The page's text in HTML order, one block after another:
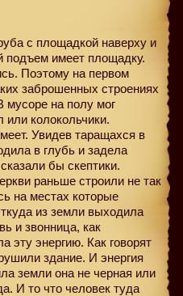
с площадкой наверху и
подъем имеет площадку.
Поэтому на первом
заброшенных строениях
мусоре на полу мог
или колокольчики.
Увидев таращахся в
в глубь и задела
бы скептики.
раньше строили не так
на местах которые
из земли выходила
и звонница, как
эту энергию. Как говорят
здание. И энергия
земли она не черная или
И то что человек туда